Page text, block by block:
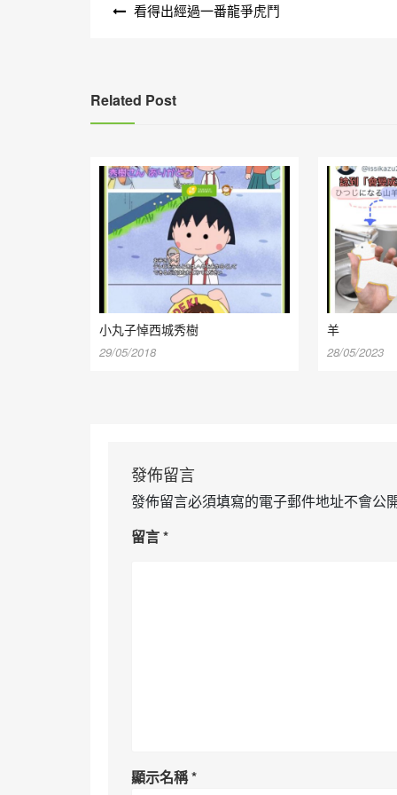
看得出經過一番龍爭虎鬥
Related Post
小丸子悼西城秀樹
29/05/2018
羊
28/05/2023
發佈留言
發佈留言必須填寫的電子郵件地址不會公
留言*
顯示名稱*